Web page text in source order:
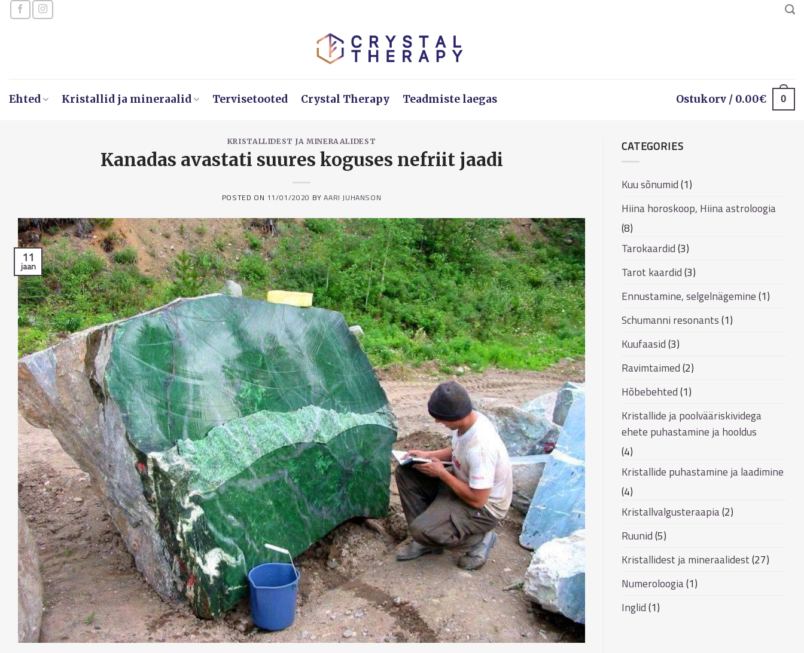
Skip
Ehted Kristallid ja mineraalid Tervisetooted Crystal Therapy Teadmiste laegas Ostukorv / 0.00€ 0
KRISTALLIDEST JA MINERAALIDEST
Kanadas avastati suures koguses nefriit jaadi
POSTED ON 11/01/2020 BYAARI JUHANSON
11
jaan
CATEGORIES
Kuu sõnumid(1)
Hiina horoskoop, Hiina astroloogia
(8)
Tarokaardid(3)
Tarot kaardid(3)
Ennustamine, selgelnägemine(1)
Schumanni resonants(1)
Kuufaasid(3)
Ravimtaimed(2)
Hõbebehted(1)
Kristallide ja poolvääriskividega
ehete puhastamine ja hooldus
(4)
Kristallide puhastamine ja laadimine
(4)
Kristallvalgusteraapia(2)
Ruunid(5)
Kristallidest ja mineraalidest(27)
Numeroloogia(1)
Inglid(1)